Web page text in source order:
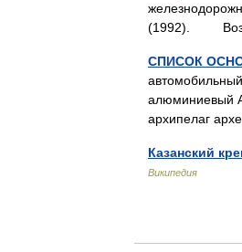
(1992).
СПИСОК
алюминиевый
архипелаг
Казанский
Википедия